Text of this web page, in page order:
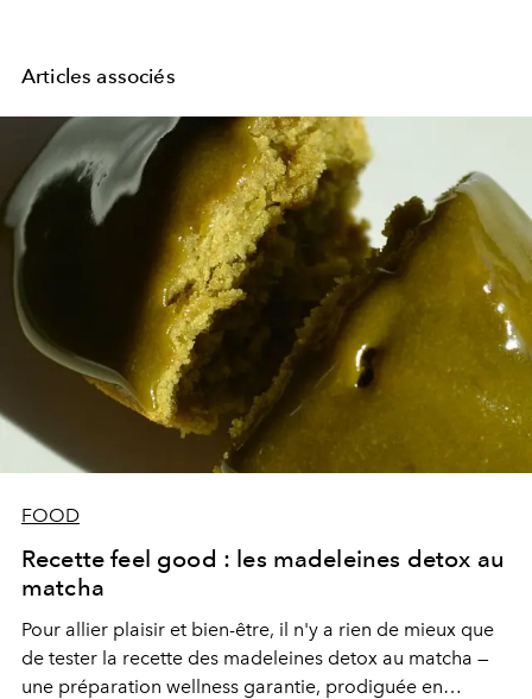
Articles associés
FOOD
Recette feel good : les madeleines detox au
matcha
Pour allier plaisir et bien-être, il n'y a rien de mieux que
de tester la recette des madeleines detox au matcha —
une préparation wellness garantie, prodiguée en